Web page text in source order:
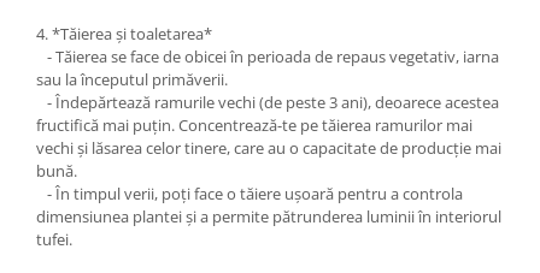
4. *Tăierea și toaletarea*
- Tăierea se face de obicei în perioada de repaus vegetativ, iarna
sau la începutul primăverii.
- Îndepărtează ramurile vechi (de peste 3 ani), deoarece acestea
fructifică mai puțin. Concentrează-te pe tăierea ramurilor mai
vechi și lăsarea celor tinere, care au o capacitate de producție mai
bună.
- În timpul verii, poți face o tăiere ușoară pentru a controla
dimensiunea plantei și a permite pătrunderea luminii în interiorul
tufei.